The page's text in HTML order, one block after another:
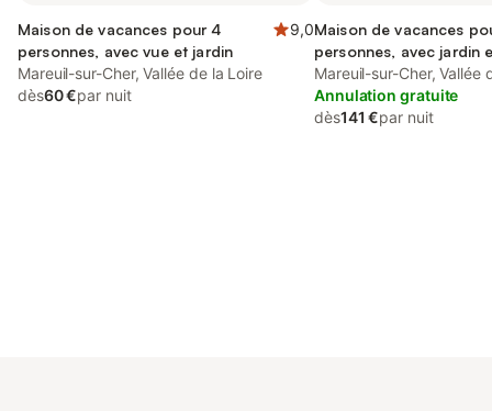
Maison de vacances pour 4
personnes, avec vue et jardin
9,0
Mareuil-sur-Cher, Vallée de la Loire
dès60 €par nuit
Maison de vacances
personnes, avec jardin
animaux acceptés
Mareuil-sur-Cher, Vallée
Annulation gratuite
dès141 €par nuit